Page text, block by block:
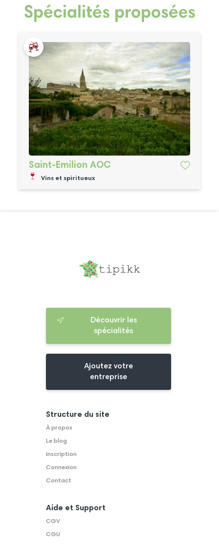
Spécialités proposées
Saint-Emilion AOC
Vins et spiritueux
Découvrir les
spécialités
Ajoutez votre
entreprise
Structure du site
À propos
Le blog
Inscription
Connexion
Contact
Aide et Support
CGV
CGU